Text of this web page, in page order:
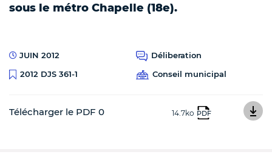
sous le métro Chapelle (18e).
JUIN 2012
Déliberation
2012 DJS 361-1
Conseil municipal
Télécharger le PDF 0 14.7ko PDF